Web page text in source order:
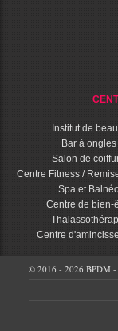
Institut de
Bar à ongles
Salon de
Centre Fitness /
Spa et
Centre de bien-
Centre
© 2016 - 2026 BPDM -